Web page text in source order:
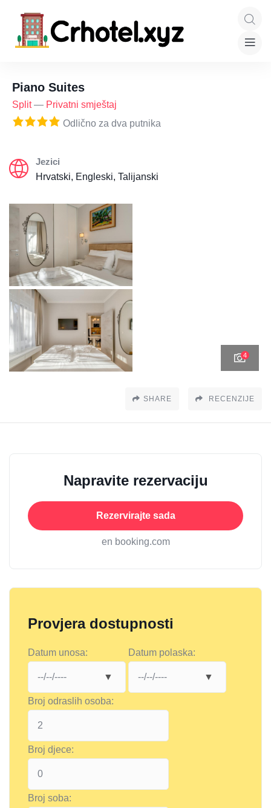
Piano Suites
Split— Privatni smještaj
Odlično za dva putnika
Jezici
Hrvatski, Engleski, Talijanski
4
SHARE RECENZIJE
Napravite rezervaciju
Rezervirajte sada
en booking.com
Provjera dostupnosti
Datum unosa: Datum polaska:
Broj odraslih osoba:
Broj djece:
Broj soba: